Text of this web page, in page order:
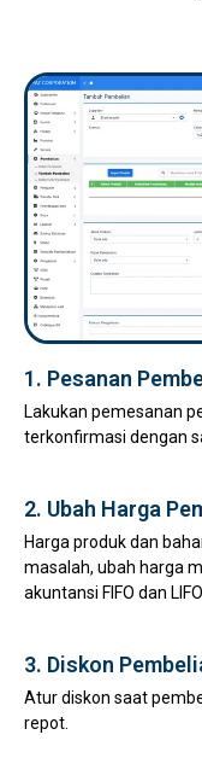
1. Pesanan
Lakukan pemesanan
terkonfirmasi dengan
2. Ubah Harga
Harga produk dan
masalah, ubah harga
akuntansi FIFO dan LIFO.
3. Diskon
Atur diskon saat
repot.